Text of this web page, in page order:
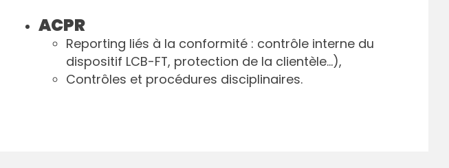
ACPR
Reporting liés à la conformité : contrôle interne du
dispositif LCB-FT, protection de la clientèle…),
Contrôles et procédures disciplinaires.